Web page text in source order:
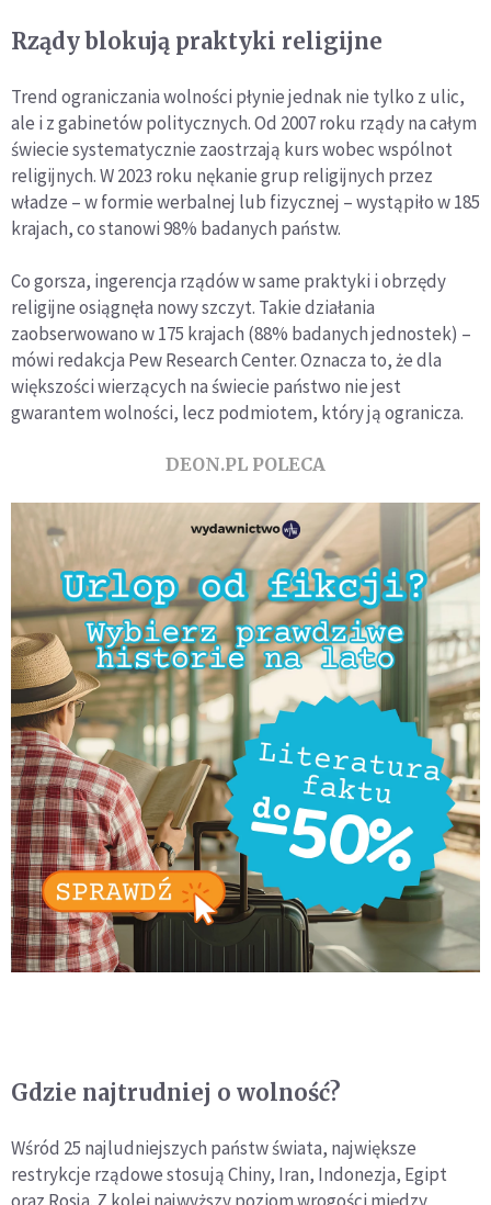
Rządy blokują praktyki religijne
Trend ograniczania wolności płynie jednak nie tylko z ulic,
ale i z gabinetów politycznych. Od 2007 roku rządy na całym
świecie systematycznie zaostrzają kurs wobec wspólnot
religijnych. W 2023 roku nękanie grup religijnych przez
władze – w formie werbalnej lub fizycznej – wystąpiło w 185
krajach, co stanowi 98% badanych państw.
Co gorsza, ingerencja rządów w same praktyki i obrzędy
religijne osiągnęła nowy szczyt. Takie działania
zaobserwowano w 175 krajach (88% badanych jednostek) –
mówi redakcja Pew Research Center. Oznacza to, że dla
większości wierzących na świecie państwo nie jest
gwarantem wolności, lecz podmiotem, który ją ogranicza.
DEON.PL POLECA
Gdzie najtrudniej o wolność?
Wśród 25 najludniejszych państw świata, największe
restrykcje rządowe stosują Chiny, Iran, Indonezja, Egipt
oraz Rosja. Z kolei najwyższy poziom wrogości między